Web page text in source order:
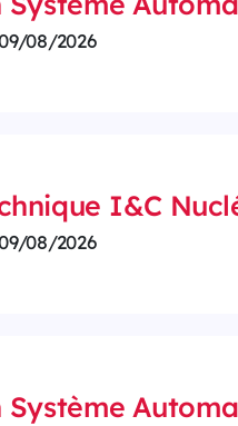
08/2026
I&C
08/2026
Système